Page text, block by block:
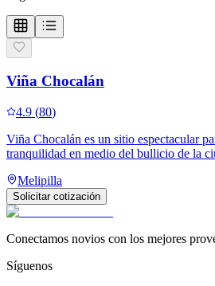
Viña Chocalán
4.9 (80)
Viña Chocalán es un sitio espectacular
tranquilidad en medio del bullicio de la
Melipilla
Solicitar cotización
Conectamos novios con los mejores
Síguenos